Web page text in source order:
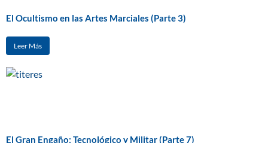
El Ocultismo en las Artes Marciales (Parte 3)
Leer Más
El Gran Engaño: Tecnológico y Militar (Parte 7)